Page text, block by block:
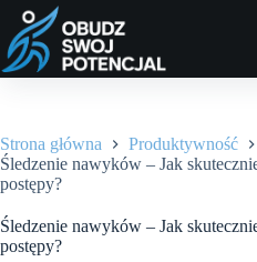
Przejdź
treści
Strona główna
Produktywność
Śledzenie nawyków – Jak
postępy?
Śledzenie nawyków – Jak
postępy?